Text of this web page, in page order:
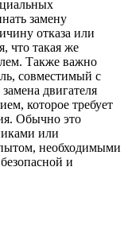
замену
отказа или
что такая же
Также важно
совместимый с
двигателя
которое требует
Обычно это
или
необходимыми
и